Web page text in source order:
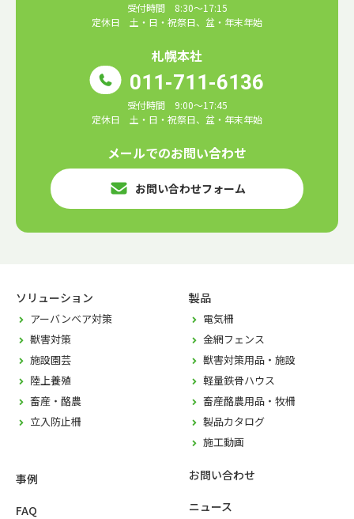
受付時間 8:30～17:15
定休日 土・日・祝祭日、盆・年末年始
札幌本社
011-711-6136
受付時間 9:00～17:45
定休日 土・日・祝祭日、盆・年末年始
メールでのお問い合わせ
お問い合わせフォーム
ソリューション
アーバンベア対策
獣害対策
施設園芸
陸上養殖
畜産・酪農
立入防止柵
製品
電気柵
金網フェンス
獣害対策用品・施設
軽量鉄骨ハウス
畜産酪農用品・牧柵
製品カタログ
施工動画
事例
FAQ
お問い合わせ
ニュース